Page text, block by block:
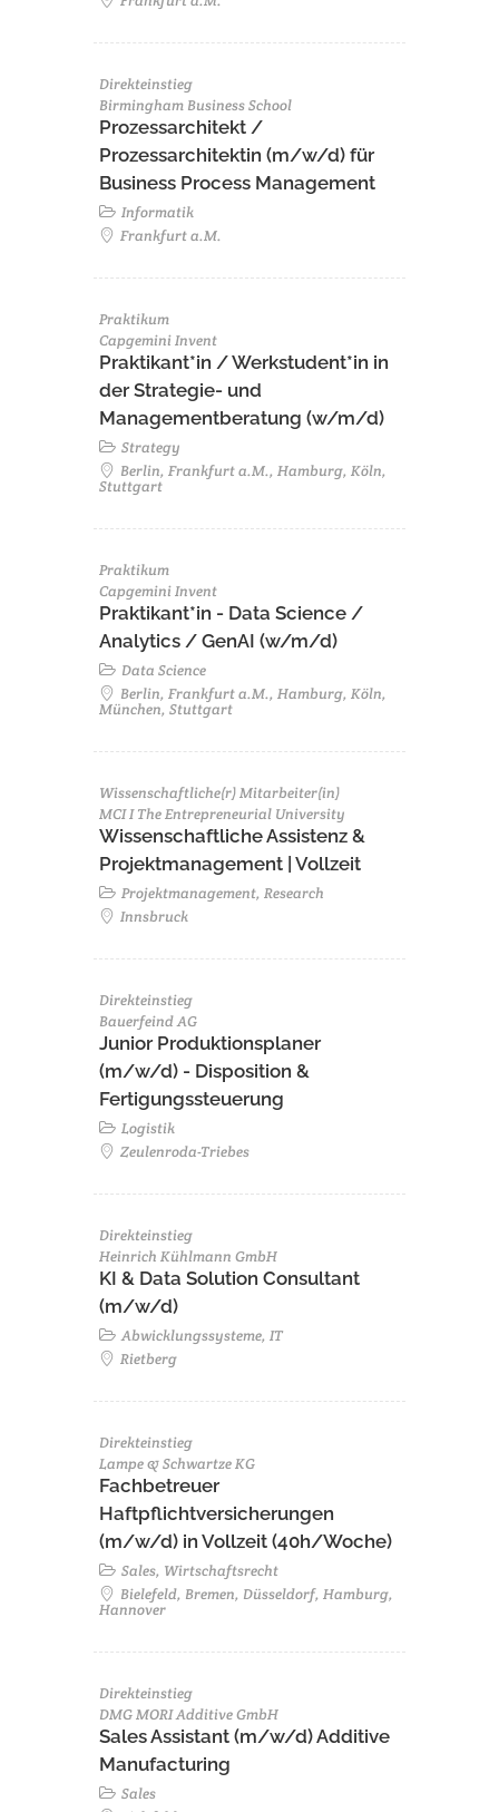
Direkteinstieg
Birmingham Business School
Prozessarchitekt /
Prozessarchitektin (m/w/d) für
Business Process Management
Informatik
Frankfurt a.M.
Praktikum
Capgemini Invent
Praktikant*in / Werkstudent*in in
der Strategie- und
Managementberatung (w/m/d)
Strategy
Berlin, Frankfurt a.M., Hamburg, Köln,
Stuttgart
Praktikum
Capgemini Invent
Praktikant*in - Data Science /
Analytics / GenAI (w/m/d)
Data Science
Berlin, Frankfurt a.M., Hamburg, Köln,
München, Stuttgart
Wissenschaftliche(r) Mitarbeiter(in)
MCI I The Entrepreneurial University
Wissenschaftliche Assistenz &
Projektmanagement | Vollzeit
Projektmanagement, Research
Innsbruck
Direkteinstieg
Bauerfeind AG
Junior Produktionsplaner
(m/w/d) - Disposition &
Fertigungssteuerung
Logistik
Zeulenroda-Triebes
Direkteinstieg
Heinrich Kühlmann GmbH
KI & Data Solution Consultant
(m/w/d)
Abwicklungssysteme, IT
Rietberg
Direkteinstieg
Lampe & Schwartze KG
Fachbetreuer
Haftpflichtversicherungen
(m/w/d) in Vollzeit (40h/Woche)
Sales, Wirtschaftsrecht
Bielefeld, Bremen, Düsseldorf, Hamburg,
Hannover
Direkteinstieg
DMG MORI Additive GmbH
Sales Assistant (m/w/d) Additive
Manufacturing
Sales